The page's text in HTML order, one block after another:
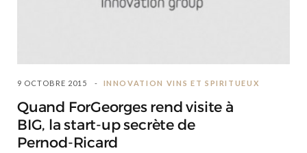
9 OCTOBRE 2015 INNOVATION VINS ET SPIRITUEUX
Quand ForGeorges rend visite à
BIG, la start-up secrète de
Pernod-Ricard